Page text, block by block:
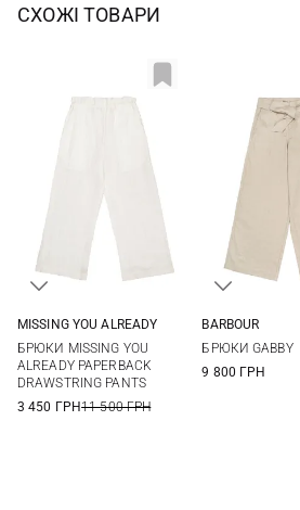
СХОЖІ ТОВАРИ
MISSING YOU ALREADY
БРЮКИ MISSING YOU
ALREADY PAPERBACK
DRAWSTRING PANTS
3 450 ГРН11 500 ГРН
BARBOUR
БРЮКИ GABBY
9 800 ГРН